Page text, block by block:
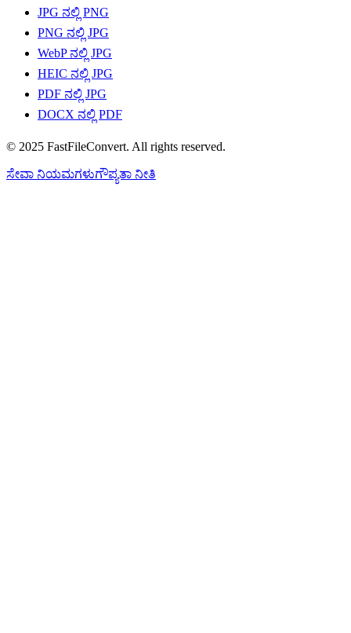
JPG ನಲ್ಲಿ PNG
PNG ನಲ್ಲಿ JPG
WebP ನಲ್ಲಿ JPG
HEIC ನಲ್ಲಿ JPG
PDF ನಲ್ಲಿ JPG
DOCX ನಲ್ಲಿ PDF
© 2025 FastFileConvert. All rights reserved.
ಸೇವಾ ನಿಯಮಗಳುಗೌಪ್ಯತಾ ನೀತಿ